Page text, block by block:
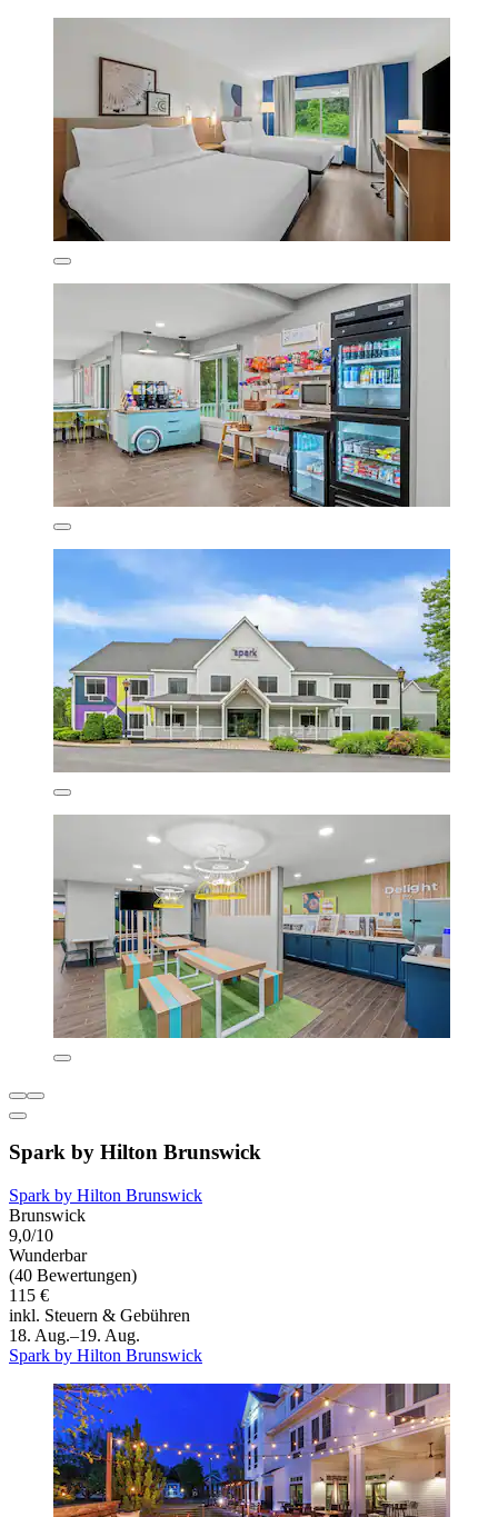
Spark by Hilton Brunswick
Spark by Hilton Brunswick
Brunswick
9,0/10
Wunderbar
(40 Bewertungen)
115 €
inkl. Steuern & Gebühren
18. Aug.–19. Aug.
Spark by Hilton Brunswick